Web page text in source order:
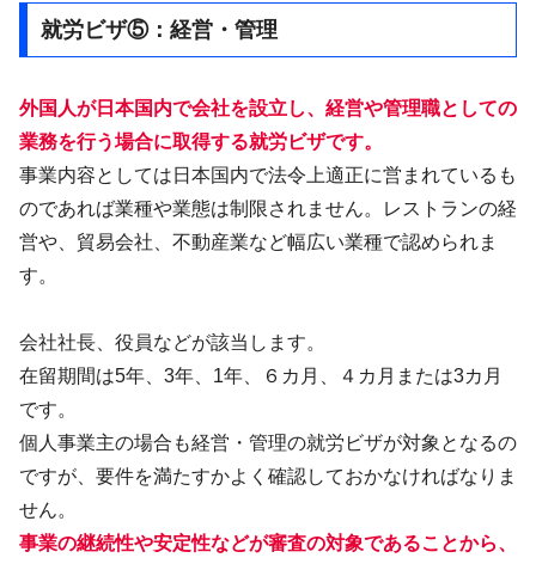
就労ビザ⑤：経営・管理
外国人が日本国内で会社を設立し、経営や管理職としての
業務を行う場合に取得する就労ビザです。
事業内容としては日本国内で法令上適正に営まれているも
のであれば業種や業態は制限されません。レストランの経
営や、貿易会社、不動産業など幅広い業種で認められま
す。
会社社長、役員などが該当します。
在留期間は5年、3年、1年、６カ月、４カ月または3カ月
です。
個人事業主の場合も経営・管理の就労ビザが対象となるの
ですが、要件を満たすかよく確認しておかなければなりま
せん。
事業の継続性や安定性などが審査の対象であることから、